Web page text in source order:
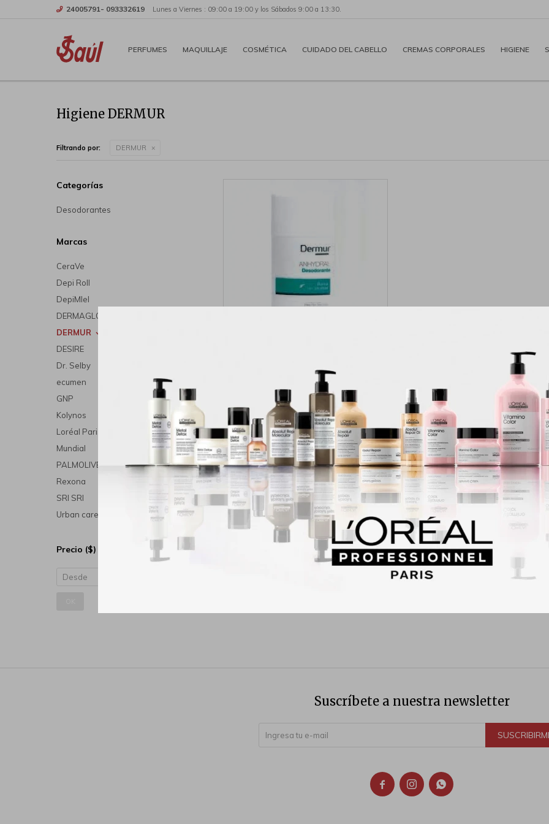
PERFUMES MAQUILLAJE COSMÉTICA CUIDADO DEL CABELLO CREMAS CORPORALES HIGIENE
24005791- 093332619 Lunes a Viernes : 09:00 a 19:00 y los Sábados 9:00 a 13:30.
Higiene DERMUR
Filtrando por: DERMUR
Barra sin Alcohol 50gr
745
Categorías
Desodorantes
Marcas
CeraVe
Depi Roll
DepiMIel
DERMAGLOS
DERMUR
DESIRE
Dr. Selby
ecumen
GNP
Kolynos
Loréal Paris
Mundial
PALMOLIVE
Rexona
SRI SRI
Urban care
Precio ($)
  
Suscríbete a nuestra newsletter